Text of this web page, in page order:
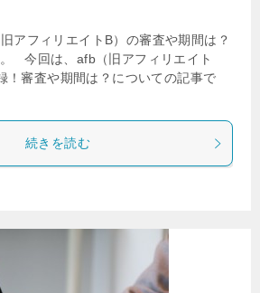
アフィリエイトB）の審査や期間は？
今回は、afb（旧アフィリエイト
！審査や期間は？についての記事で
続きを読む